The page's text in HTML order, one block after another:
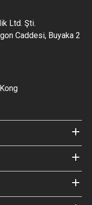
Ltd. Şti.
Caddesi, Buyaka 2